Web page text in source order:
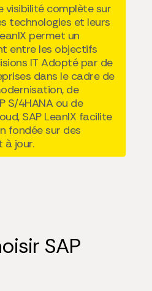
visibilité complète sur
technologies et leurs
permet un
entre les objectifs
ITAdopté par de
dans le cadre de
de
S/4HANA ou de
SAP LeanIX facilite
fondée sur des
à jour.
SAP